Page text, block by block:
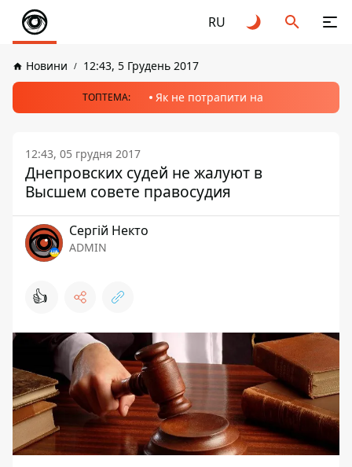
RU
Новини 12:43, 5 Грудень 2017
ТОПТЕМА: Як не потрапити на
12:43, 05 грудня 2017
Днепровских судей не жалуют в
Высшем совете правосудия
Сергій Некто
ADMIN
👍